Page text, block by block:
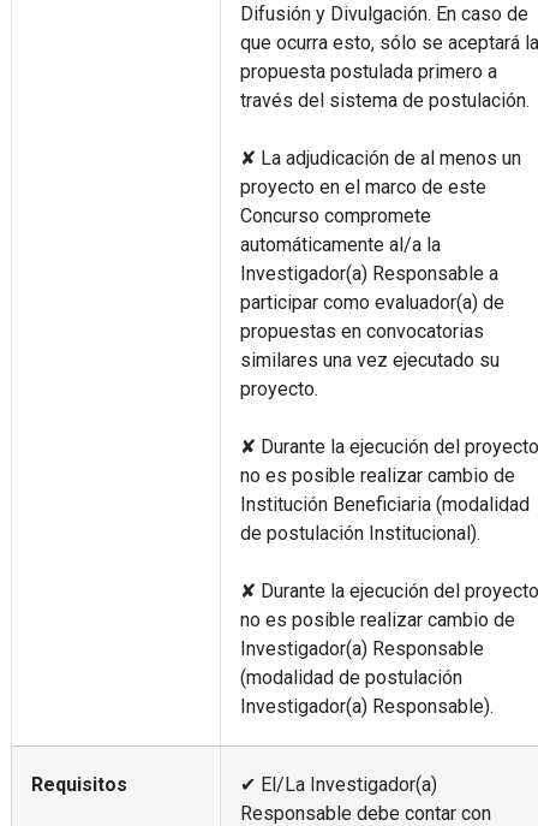
Difusión y Divulgación. En caso de
que ocurra esto, sólo se aceptará la
propuesta postulada primero a
través del sistema de postulación.
✘ La adjudicación de al menos un
proyecto en el marco de este
Concurso compromete
automáticamente al/a la
Investigador(a) Responsable a
participar como evaluador(a) de
propuestas en convocatorias
similares una vez ejecutado su
proyecto.
✘ Durante la ejecución del proyecto
no es posible realizar cambio de
Institución Beneficiaria (modalidad
de postulación Institucional).
✘ Durante la ejecución del proyecto
no es posible realizar cambio de
Investigador(a) Responsable
(modalidad de postulación
Investigador(a) Responsable).
Requisitos
✔ El/La Investigador(a)
Responsable debe contar con